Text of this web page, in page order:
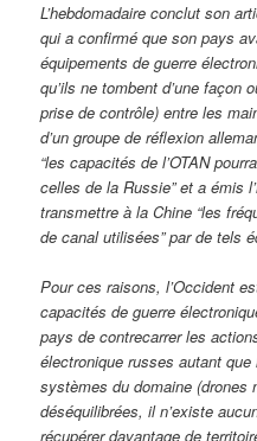
L’hebdomadaire conclut son
qui a confirmé que son pays
équipements de guerre
qu’ils ne tombent d’une façon
prise de contrôle) entre les
d’un groupe de réflexion
“les capacités de l’OTAN
celles de la Russie” et a émis
transmettre à la Chine “les
de canal utilisées” par de tels
Pour ces raisons, l’Occident
capacités de guerre
pays de contrecarrer les
électronique russes autant
systèmes du domaine (drones
déséquilibrées, il n’existe
récupérer davantage de